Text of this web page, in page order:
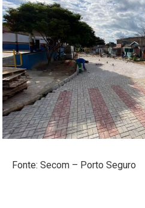
Fonte: Secom – Porto Seguro